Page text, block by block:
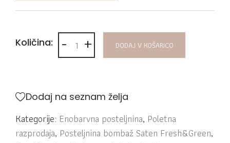
Količina: Posteljnina bombaž Saten Fresh&Green
+
- DODAJ V KOŠARICO
Dodaj na seznam želja
Kategorije: Enobarvna posteljnina, Poletna
razprodaja, Posteljnina bombaž Saten Fresh&Green,